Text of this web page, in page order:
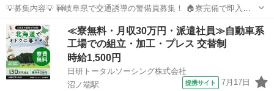
💡募集内容💡 🚧岐阜県で交通誘導の警備員募集！ 🏠寮完備で即入寮
OK。 🔰未経験でも安心の研修体制。 👫男女歓迎＆カップル応募も大
歓迎。 ✨安心して働ける環境で新生活をスタートしませんか？ 💴【日
給】 ✅日...
北海道 爾志郡 その他 無料
≪寮無料・月収30万円・派遣社員≫自動車系
工場での組立・加工・プレス 交替制
時給1,500円
日研トータルソーシング株式会社
沼ノ端駅
提携サイト 7月17日